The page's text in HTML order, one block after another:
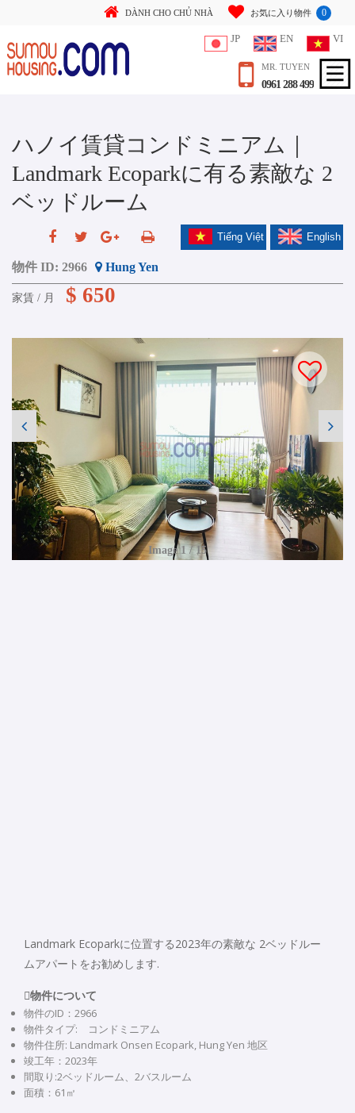
DÀNH CHO CHỦ NHÀ お気に入り物件 0
JP EN VI
MR. TUYEN
0961 288 499
ハノイ賃貸コンドミニアム｜
Landmark Ecoparkに有る素敵な 2
ベッドルーム
English
Tiếng Việt
物件 ID: 2966 Hung Yen
家賃 / 月 $ 650
Image 1 / 15
Landmark Ecoparkに位置する2023年の素敵な 2ベッドルー
ムアパートをお勧めします.
物件について
物件のID：2966
物件タイプ: コンドミニアム
物件住所: Landmark Onsen Ecopark, Hung Yen 地区
竣工年：2023年
間取り:2ベッドルーム、2バスルーム
面積：61㎡